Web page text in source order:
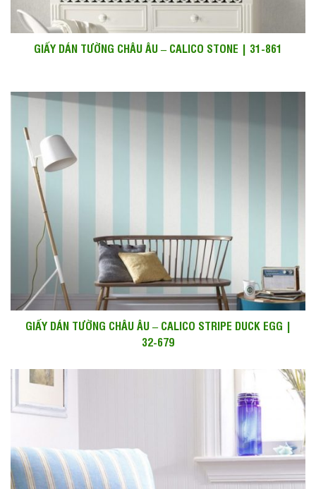
GIẤY DÁN TƯỜNG CHÂU ÂU – CALICO STONE | 31-861
GIẤY DÁN TƯỜNG CHÂU ÂU – CALICO STRIPE DUCK EGG |
32-679